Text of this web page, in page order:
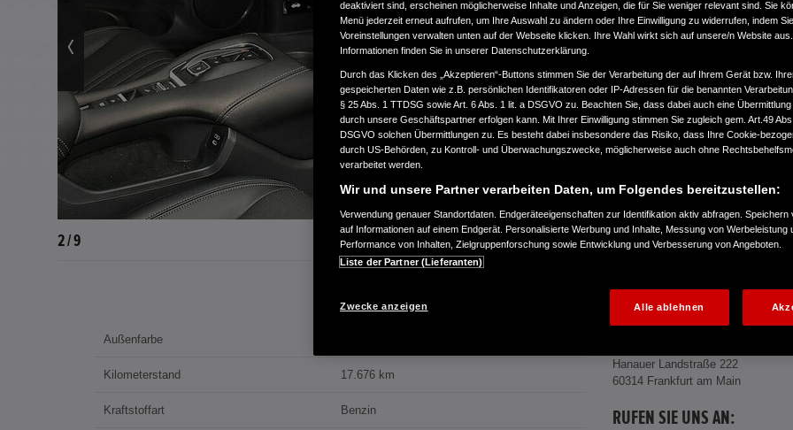
2 / 9
Außenfarbe
Kilometerstand 17.676 km
Kraftstoffart Benzin
Hanauer Landstraße 222
60314 Frankfurt am Main
RUFEN SIE UNS AN:
deaktiviert sind, erscheinen möglicherweise Inhalte und Anzeigen, die für Sie weniger relevant sind. Sie
Menü jederzeit erneut aufrufen, um Ihre Auswahl zu ändern oder Ihre Einwilligung zu widerrufen, indem
Voreinstellungen verwalten unten auf der Webseite klicken. Ihre Wahl wirkt sich auf unsere/n Website
Informationen finden Sie in unserer Datenschutzerklärung.
Durch das Klicken des „Akzeptieren“-Buttons stimmen Sie der Verarbeitung der auf Ihrem Gerät bzw.
gespeicherten Daten wie z.B. persönlichen Identifikatoren oder IP-Adressen für die benannten
§ 25 Abs. 1 TTDSG sowie Art. 6 Abs. 1 lit. a DSGVO zu. Beachten Sie, dass dabei auch eine Übermittlung
durch unsere Geschäftspartner erfolgen kann. Mit Ihrer Einwilligung stimmen Sie zugleich gem. Art.49
DSGVO solchen Übermittlungen zu. Es besteht dabei insbesondere das Risiko, dass Ihre Cookie-
durch US-Behörden, zu Kontroll- und Überwachungszwecke, möglicherweise auch ohne
verarbeitet werden.
Wir und unsere Partner verarbeiten Daten, um Folgendes bereitzustellen:
Verwendung genauer Standortdaten. Endgeräteeigenschaften zur Identifikation aktiv abfragen. Speichern
auf Informationen auf einem Endgerät. Personalisierte Werbung und Inhalte, Messung von Werbeleistung
Performance von Inhalten, Zielgruppenforschung sowie Entwicklung und Verbesserung von Angeboten.
Liste der Partner (Lieferanten)
Zwecke anzeigen Alle ablehnen